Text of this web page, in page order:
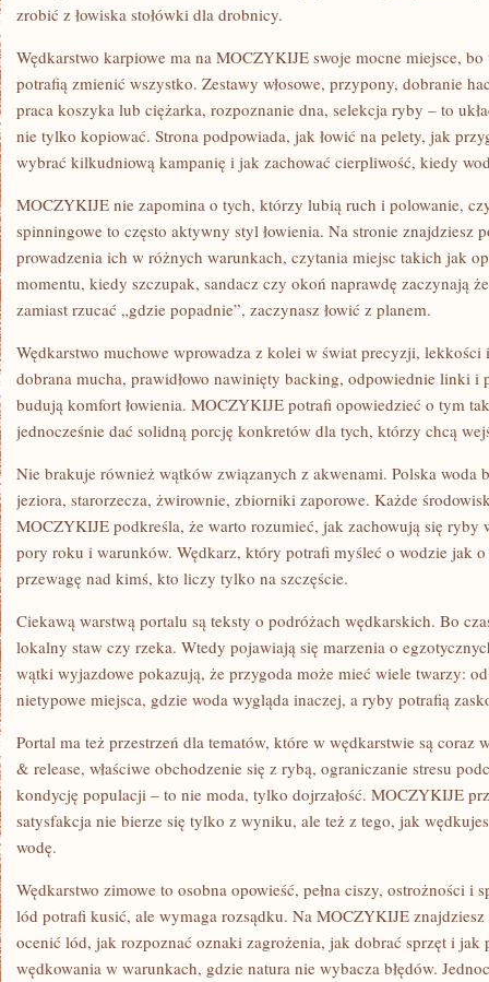
zrobić z łowiska stołówki dla drobnicy.
Wędkarstwo karpiowe ma na MOCZYKIJE swoje mocne miejsce,
potrafią zmienić wszystko. Zestawy włosowe, przypony, dobranie
praca koszyka lub ciężarka, rozpoznanie dna, selekcja ryby – to
nie tylko kopiować. Strona podpowiada, jak łowić na pelety, jak
wybrać kilkudniową kampanię i jak zachować cierpliwość, kiedy
MOCZYKIJE nie zapomina o tych, którzy lubią ruch i polowanie,
spinningowe to często aktywny styl łowienia. Na stronie znajdziesz
prowadzenia ich w różnych warunkach, czytania miejsc takich jak
momentu, kiedy szczupak, sandacz czy okoń naprawdę zaczynają
zamiast rzucać „gdzie popadnie”, zaczynasz łowić z planem.
Wędkarstwo muchowe wprowadza z kolei w świat precyzji,
dobrana mucha, prawidłowo nawinięty backing, odpowiednie linki i
budują komfort łowienia. MOCZYKIJE potrafi opowiedzieć o tym
jednocześnie dać solidną porcję konkretów dla tych, którzy chcą
Nie brakuje również wątków związanych z akwenami. Polska woda
jeziora, starorzecza, żwirownie, zbiorniki zaporowe. Każde
MOCZYKIJE podkreśla, że warto rozumieć, jak zachowują się ryby
pory roku i warunków. Wędkarz, który potrafi myśleć o wodzie jak
przewagę nad kimś, kto liczy tylko na szczęście.
Ciekawą warstwą portalu są teksty o podróżach wędkarskich. Bo
lokalny staw czy rzeka. Wtedy pojawiają się marzenia o
wątki wyjazdowe pokazują, że przygoda może mieć wiele twarzy:
nietypowe miejsca, gdzie woda wygląda inaczej, a ryby potrafią
Portal ma też przestrzeń dla tematów, które w wędkarstwie są coraz
& release, właściwe obchodzenie się z rybą, ograniczanie stresu
kondycję populacji – to nie moda, tylko dojrzałość. MOCZYKIJE
satysfakcja nie bierze się tylko z wyniku, ale też z tego, jak
wodę.
Wędkarstwo zimowe to osobna opowieść, pełna ciszy, ostrożności i
lód potrafi kusić, ale wymaga rozsądku. Na MOCZYKIJE
ocenić lód, jak rozpoznać oznaki zagrożenia, jak dobrać sprzęt i jak
wędkowania w warunkach, gdzie natura nie wybacza błędów.